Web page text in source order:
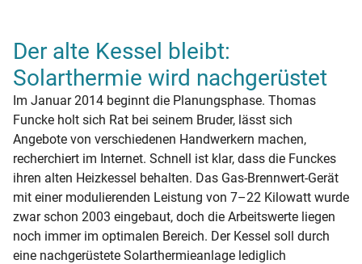
Der alte Kessel bleibt:
Solarthermie wird nachgerüstet
Im Januar 2014 beginnt die Planungsphase. Thomas
Funcke holt sich Rat bei seinem Bruder, lässt sich
Angebote von verschiedenen Handwerkern machen,
recherchiert im Internet. Schnell ist klar, dass die Funckes
ihren alten Heizkessel behalten. Das Gas-Brennwert-Gerät
mit einer modulierenden Leistung von 7–22 Kilowatt wurde
zwar schon 2003 eingebaut, doch die Arbeitswerte liegen
noch immer im optimalen Bereich. Der Kessel soll durch
eine nachgerüstete Solarthermieanlage lediglich